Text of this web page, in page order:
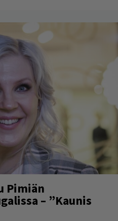
Pimiän
– ”Kaunis